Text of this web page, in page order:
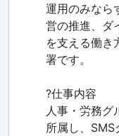
運用のみなら
営の推進、ダ
を支える働き
署です。
?仕事内容
人事・労務グ
所属し、